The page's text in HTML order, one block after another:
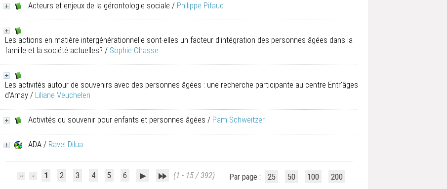
Acteurs et enjeux de la gérontologie sociale / Philippe Pitaud
Les actions en matière intergénérationnelle sont-elles un facteur d'intégration des personnes âgées dans la
famille et la société actuelles? / Sophie Chasse
Les activités autour de souvenirs avec des personnes âgées : une recherche participante au centre Entr'âges
d'Amay / Liliane Veuchelen
Activités du souvenir pour enfants et personnes âgées / Pam Schweitzer
ADA / Ravel Dilua
1 2 3 4 5 6 (1 - 15 / 392) Par page : 25 50 100 200